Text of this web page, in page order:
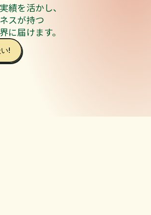
績を活かし、
スが持つ
に届けます。
!